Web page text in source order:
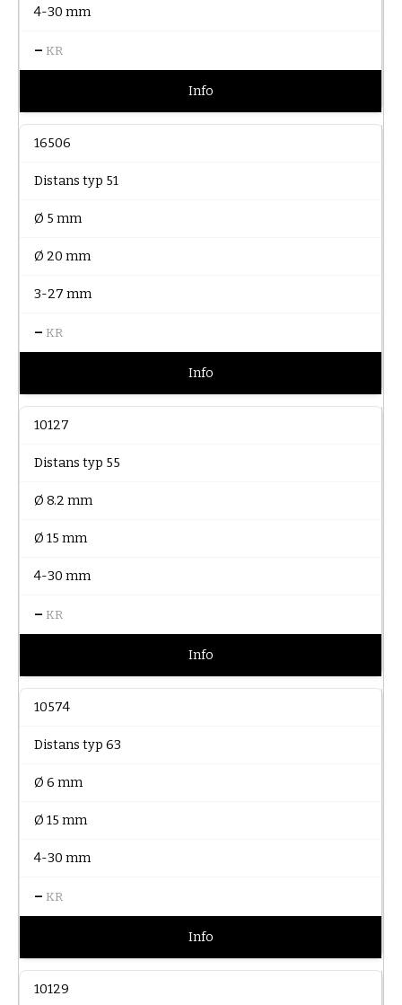
4-30 mm
– KR
Info
16506
Distans typ 51
Ø 5 mm
Ø 20 mm
3-27 mm
– KR
Info
10127
Distans typ 55
Ø 8.2 mm
Ø 15 mm
4-30 mm
– KR
Info
10574
Distans typ 63
Ø 6 mm
Ø 15 mm
4-30 mm
– KR
Info
10129